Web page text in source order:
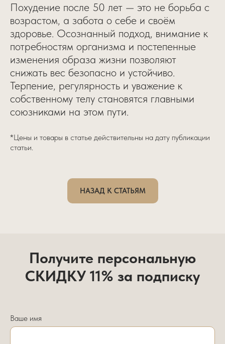
Похудение после 50 лет — это не борьба с
возрастом, а забота о себе и своём
здоровье. Осознанный подход, внимание к
потребностям организма и постепенные
изменения образа жизни позволяют
снижать вес безопасно и устойчиво.
Терпение, регулярность и уважение к
собственному телу становятся главными
союзниками на этом пути.
*Цены и товары в статье действительны на дату публикации
статьи.
НАЗАД К СТАТЬЯМ
Получите персональную
СКИДКУ 11% за подписку
Ваше имя